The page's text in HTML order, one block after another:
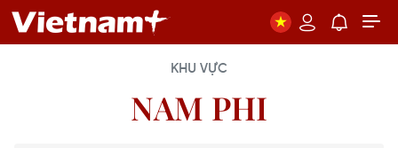
KHU VỰC
NAM PHI